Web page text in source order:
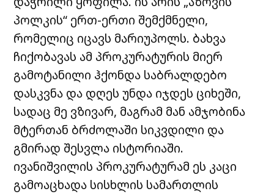
პოლკის“ ერთ-ერთი შემქმნელი,
რომელიც იცავს მარიუპოლს. ბახვა
ჩიქობავას ამ პროკურატურის მიერ
გამოტანილი ჰქონდა საბრალდებო
დასკვნა და დღეს უნდა იჯდეს ციხეში,
სადაც მე ვზივარ, მაგრამ მან ამჯობინა
მტერთან ბრძოლაში სიკვდილი და
გმირად შესვლა ისტორიაში.
ივანიშვილის პროკურატურამ ეს კაცი
გამოაცხადა სისხლის სამართლის